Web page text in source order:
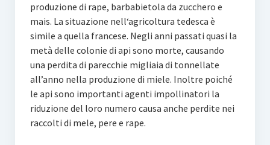
produzione di rape, barbabietola da zucchero e
mais. La situazione nell‘agricoltura tedesca è
simile a quella francese. Negli anni passati quasi la
metà delle colonie di api sono morte, causando
una perdita di parecchie migliaia di tonnellate
all’anno nella produzione di miele. Inoltre poiché
le api sono importanti agenti impollinatori la
riduzione del loro numero causa anche perdite nei
raccolti di mele, pere e rape.